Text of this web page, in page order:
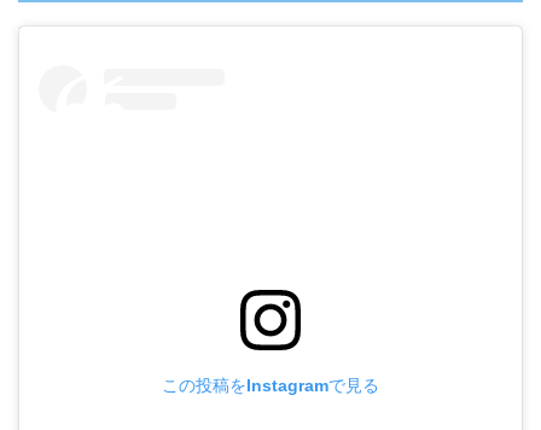
この投稿をInstagramで見る